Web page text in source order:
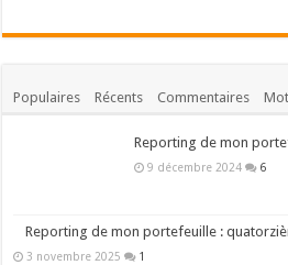
Populaires Récents Commentaires
Reporting de mon
9 décembre 2024 6
Reporting de mon portefeuille :
3 novembre 2025 1